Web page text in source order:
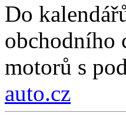
Do
obchodního
motorů s
auto.cz